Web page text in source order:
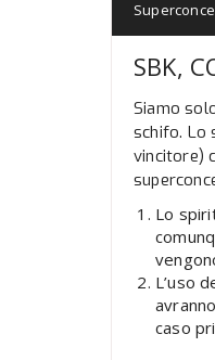
SBK,
Siamo
schifo. Lo
vincitore)
Lo
L’uso
caso